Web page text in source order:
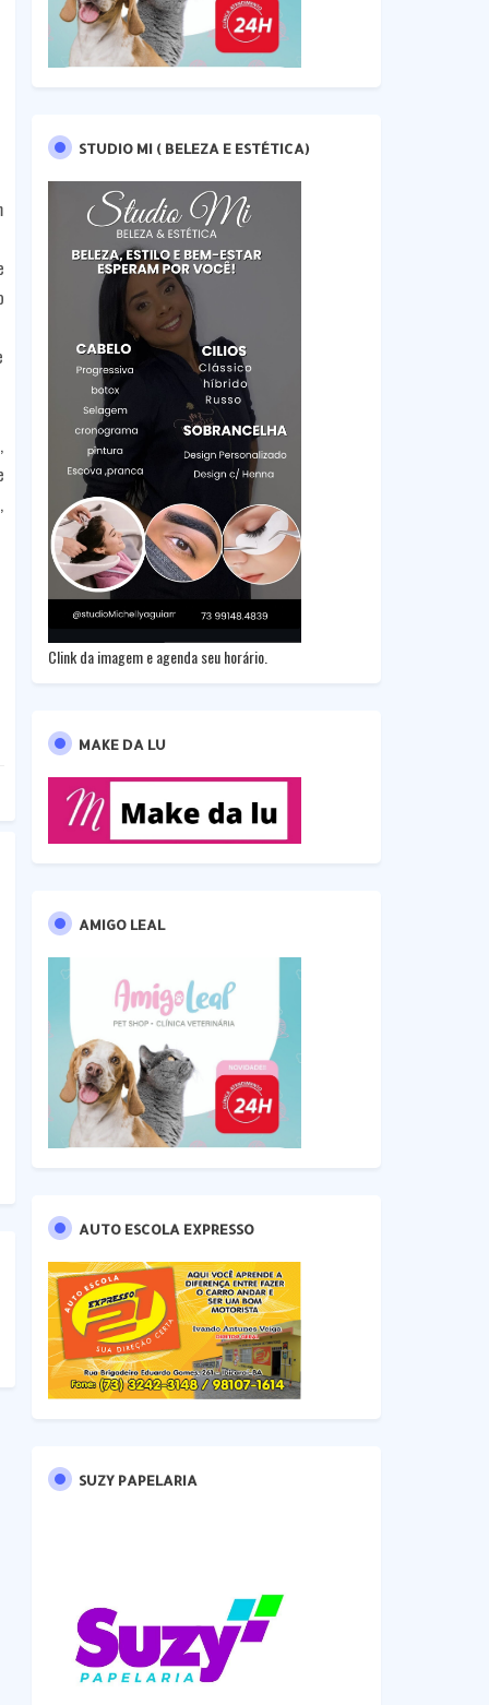
STUDIO MI ( BELEZA E ESTÉTICA)
Clink da imagem e agenda seu horário.
MAKE DA LU
AMIGO LEAL
AUTO ESCOLA EXPRESSO
SUZY PAPELARIA